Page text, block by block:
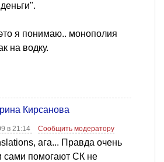
я понимаю.. монополия
на водку.
Кирсанова
в 21:14
Сообщить модератору
ага... Правда очень
сами помогают СК не